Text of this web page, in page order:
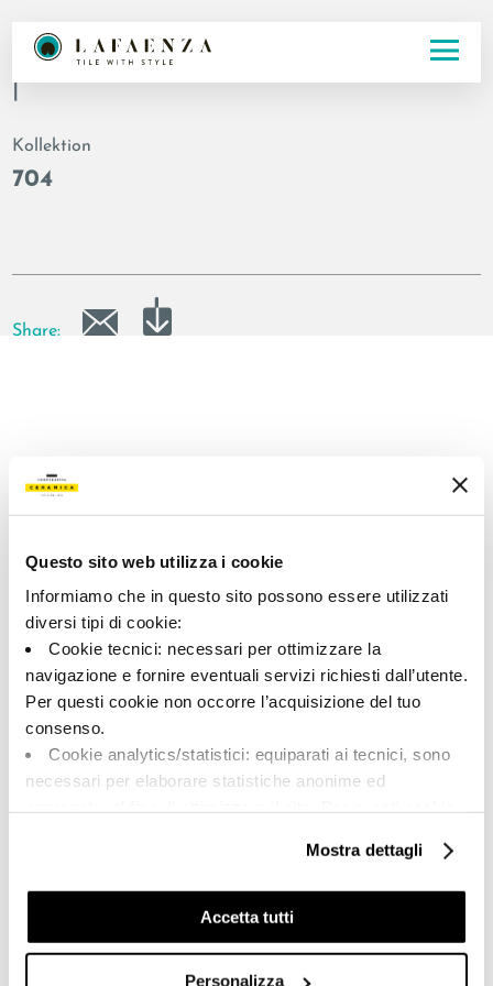
Questo sito web utilizza i cookie
Informiamo che in questo sito possono essere utilizzati
diversi tipi di cookie:
Cookie tecnici: necessari per ottimizzare la
navigazione e fornire eventuali servizi richiesti dall’utente.
Per questi cookie non occorre l’acquisizione del tuo
consenso.
Cookie analytics/statistici: equiparati ai tecnici, sono
necessari per elaborare statistiche anonime ed
Cookie di profilazione/marketing: sono utilizzati, solo
previo tuo consenso, per esaminare le tue abitudini di
navigazione e mostrarti quindi avvisi pubblicitari mirati, in
linea con le tue preferenze.
Mostra dettagli
Accetta tutti
Personalizza
Artikelnummer
|
Kollektion
704
Share:
A brand of Cooperativa Ceramica d’Imola
Tel: +39 0542 601601
ZERTIFIZIERUNG
KOLLECTIONEN